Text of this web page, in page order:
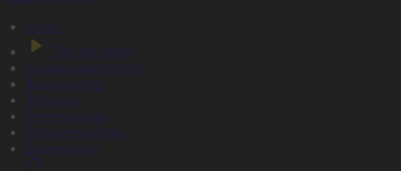
Басты
Тікелей эфир
Бағдарлама кестесі
Жаңалықтар
Жобалар
Телехикаялар
Мультсериалдар
Видеоархив